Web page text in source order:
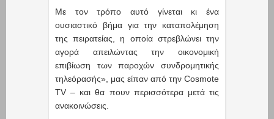
Με τον τρόπο αυτό γίνεται κι ένα
ουσιαστικό βήμα για την καταπολέμηση
της πειρατείας, η οποία στρεβλώνει την
αγορά απειλώντας την οικονομική
επιβίωση των παροχών συνδρομητικής
τηλεόρασής», μας είπαν από την Cosmote
TV – και θα πουν περισσότερα μετά τις
ανακοινώσεις.